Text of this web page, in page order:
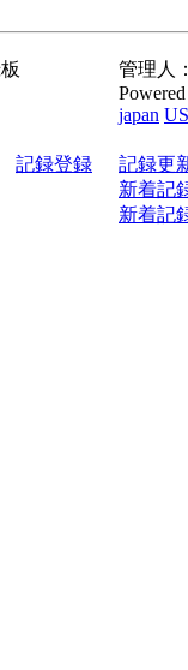
管理人
japan
記録登録
記録更
新着記
新着記